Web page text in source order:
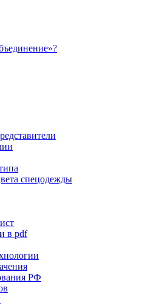
спецодежды
в pdf
РФ